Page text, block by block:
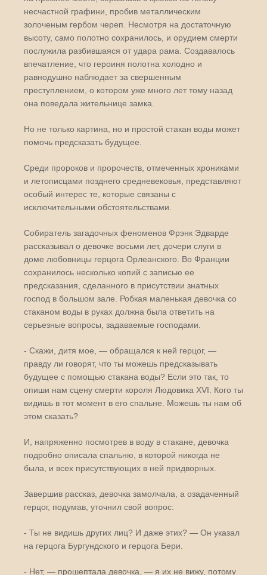
несчастной графини, пробив металлическим
золоченым гербом череп. Несмотря на достаточную
высоту, само полотно сохранилось, и орудием смерти
послужила разбившаяся от удара рама. Создавалось
впечатление, что героиня полотна холодно и
равнодушно наблюдает за свершенным
преступлением, о котором уже много лет тому назад
она поведала жительнице замка.
Но не только картина, но и простой стакан воды может
помочь предсказать будущее.
Среди пророков и пророчеств, отмеченных хрониками
и летописцами позднего средневековья, представляют
особый интерес те, которые связаны с
исключительными обстоятельствами.
Собиратель загадочных феноменов Фрэнк Эдварде
рассказывал о девочке восьми лет, дочери слуги в
доме любовницы герцога Орлеанского. Во Франции
сохранилось несколько копий с записью ее
предсказания, сделанного в присутствии знатных
господ в большом зале. Робкая маленькая девочка со
стаканом воды в руках должна была ответить на
серьезные вопросы, задаваемые господами.
- Скажи, дитя мое, — обращался к ней герцог, —
правду ли говорят, что ты можешь предсказывать
будущее с помощью стакана воды? Если это так, то
опиши нам сцену смерти короля Людовика XVI. Кого ты
видишь в тот момент в его спальне. Можешь ты нам об
этом сказать?
И, напряженно посмотрев в воду в стакане, девочка
подробно описала спальню, в которой никогда не
была, и всех присутствующих в ней придворных.
Завершив рассказ, девочка замолчала, а озадаченный
герцог, подумав, уточнил свой вопрос:
- Ты не видишь других лиц? И даже этих? — Он указал
на герцога Бургундского и герцога Бери.
- Нет, — прошептала девочка, — я их не вижу, потому